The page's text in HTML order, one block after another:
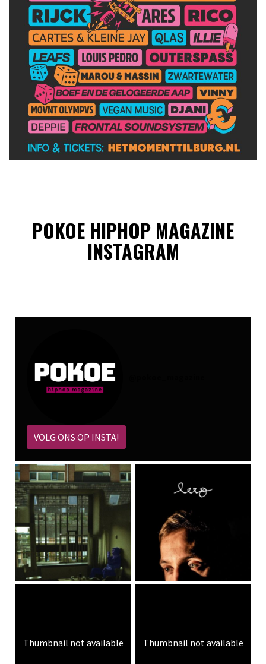
POKOE HIPHOP MAGAZINE
INSTAGRAM
VOLG ONS OP INSTA!
Thumbnail not available Thumbnail not available